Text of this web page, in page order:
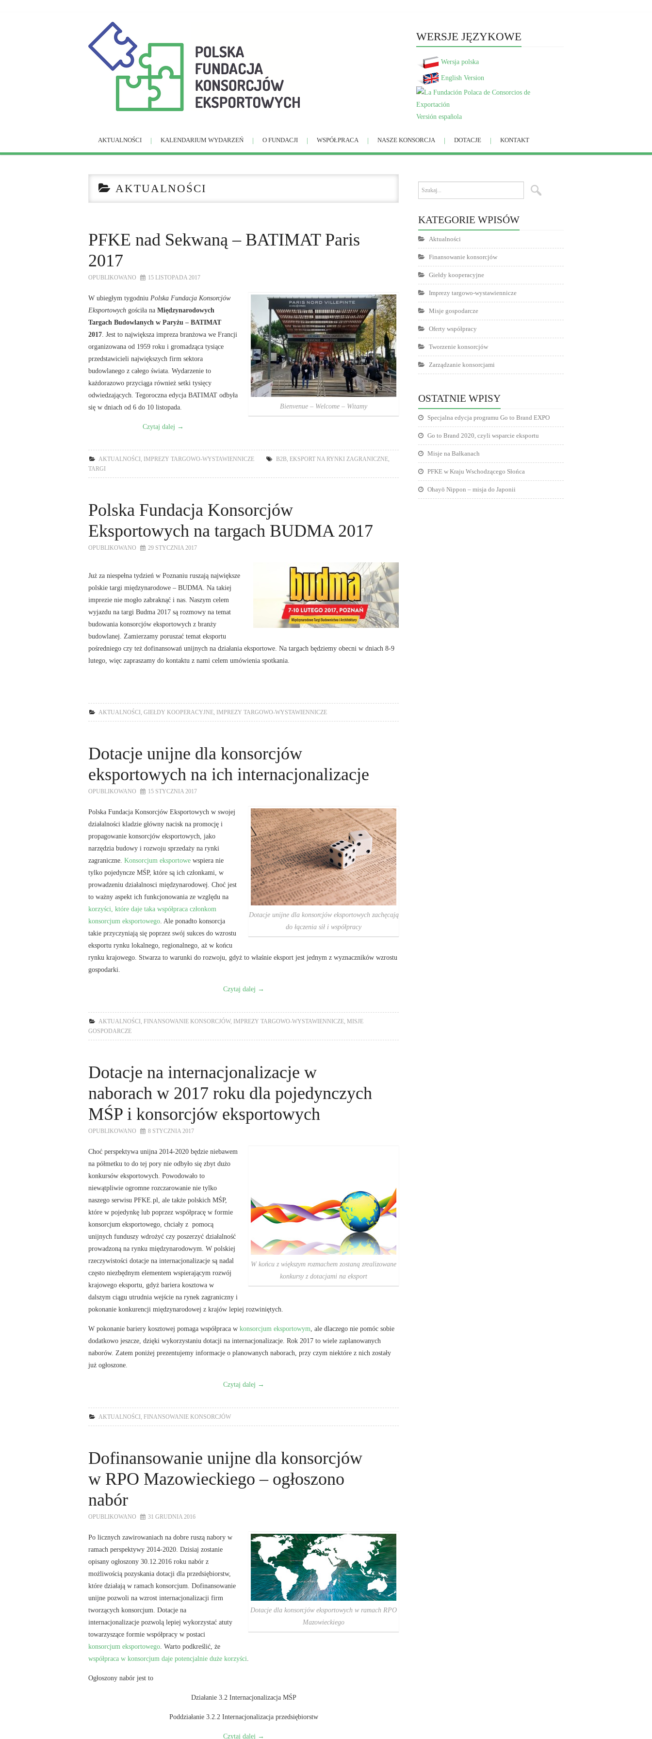
WERSJE JĘZYKOWE
Wersja polska
English Version
Versión española
AKTUALNOŚCI KALENDARIUM WYDARZEŃ O FUNDACJI WSPÓŁPRACA NASZE KONSORCJA DOTACJE KONTAKT
AKTUALNOŚCI
PFKE nad Sekwaną – BATIMAT Paris
2017
OPUBLIKOWANO 15 LISTOPADA 2017
Bienvenue – Welcome – Witamy
W ubiegłym tygodniu Polska Fundacja Konsorcjów
Eksportowych gościła na Międzynarodowych
Targach Budowlanych w Paryżu – BATIMAT
2017 . Jest to największa impreza branżowa we Francji
organizowana od 1959 roku i gromadząca tysiące
przedstawicieli największych firm sektora
budowlanego z całego świata. Wydarzenie to
każdorazowo przyciąga również setki tysięcy
odwiedzających. Tegoroczna edycja BATIMAT odbyła
się w dniach od 6 do 10 listopada.
Czytaj dalej →
AKTUALNOŚCI IMPREZY TARGOWO-WYSTAWIENNICZE B2B, EKSPORT NA RYNKI ZAGRANICZNE,
TARGI
Polska Fundacja Konsorcjów
Eksportowych na targach BUDMA 2017
OPUBLIKOWANO 29 STYCZNIA 2017
Już za niespełna tydzień w Poznaniu ruszają największe
polskie targi międzynarodowe – BUDMA. Na takiej
imprezie nie mogło zabraknąć i nas. Naszym celem
wyjazdu na targi Budma 2017 są rozmowy na temat
budowania konsorcjów eksportowych z branży
budowlanej. Zamierzamy poruszać temat eksportu
pośredniego czy też dofinansowań unijnych na działania eksportowe. Na targach będziemy obecni w dniach 8-9
lutego, więc zapraszamy do kontaktu z nami celem umówienia spotkania.
AKTUALNOŚCI GIEŁDY KOOPERACYJNE, IMPREZY TARGOWO-WYSTAWIENNICZE
Dotacje unijne dla konsorcjów
eksportowych na ich internacjonalizacje
OPUBLIKOWANO 15 STYCZNIA 2017
Dotacje unijne dla konsorcjów eksportowych zachęcają
do łączenia sił i współpracy
Polska Fundacja Konsorcjów Eksportowych w swojej
działalności kladzie główny nacisk na promocję i
propagowanie konsorcjów eksportowych, jako
narzędzia budowy i rozwoju sprzedaży na rynki
zagraniczne. Konsorcjum eksportowe wspiera nie
tylko pojedyncze MŚP, które są ich członkami, w
prowadzeniu działalnosci międzynarodowej. Choć jest
to ważny aspekt ich funkcjonowania ze względu na
korzyści, które daje taka współpraca członkom
konsorcjum eksportowego . Ale ponadto konsorcja
takie przyczyniają się poprzez swój sukces do wzrostu
eksportu rynku lokalnego, regionalnego, aż w końcu
rynku krajowego. Stwarza to warunki do rozwoju, gdyż to właśnie eksport jest jednym z wyznaczników wzrostu
gospodarki.
Czytaj dalej →
AKTUALNOŚCI FINANSOWANIE KONSORCJÓW, IMPREZY TARGOWO-WYSTAWIENNICZE, MISJE
GOSPODARCZE
Dotacje na internacjonalizacje w
naborach w 2017 roku dla pojedynczych
MŚP i konsorcjów eksportowych
OPUBLIKOWANO 8 STYCZNIA 2017
W końcu z większym rozmachem zostaną zrealizowane
konkursy z dotacjami na eksport
Choć perspektywa unijna 2014-2020 będzie niebawem
na półmetku to do tej pory nie odbyło się zbyt dużo
konkursów eksportowych. Powodowało to
niewątpliwie ogromne rozczarowanie nie tylko
naszego serwisu PFKE.pl, ale także polskich MŚP,
które w pojedynkę lub poprzez współpracę w formie
konsorcjum eksportowego, chciały z pomocą
unijnych funduszy wdrożyć czy poszerzyć działalność
prowadzoną na rynku międzynarodowym. W polskiej
rzeczywistości dotacje na internacjonalizacje są nadal
często niezbędnym elementem wspierającym rozwój
krajowego eksportu, gdyż bariera kosztowa w
dalszym ciągu utrudnia wejście na rynek zagraniczny i
pokonanie konkurencji międzynarodowej z krajów lepiej rozwiniętych.
W pokonanie bariery kosztowej pomaga współpraca w konsorcjum eksportowym , ale dlaczego nie pomóc sobie
dodatkowo jeszcze, dzięki wykorzystaniu dotacji na internacjonalizacje. Rok 2017 to wiele zaplanowanych
naborów. Zatem poniżej prezentujemy informacje o planowanych naborach, przy czym niektóre z nich zostały
już ogłoszone.
Czytaj dalej →
AKTUALNOŚCI FINANSOWANIE KONSORCJÓW
Dofinansowanie unijne dla konsorcjów
w RPO Mazowieckiego – ogłoszono
nabór
OPUBLIKOWANO 31 GRUDNIA 2016
Dotacje dla konsorcjów eksportowych w ramach RPO
Mazowieckiego
Po licznych zawirowaniach na dobre ruszą nabory w
ramach perspektywy 2014-2020. Dzisiaj zostanie
opisany ogłoszony 30.12.2016 roku nabór z
możliwością pozyskania dotacji dla przedsiębiorstw,
które działają w ramach konsorcjum. Dofinansowanie
unijne pozwoli na wzrost internacjonalizacji firm
tworzących konsorcjum. Dotacje na
internacjonalizacje pozwolą lepiej wykorzystać atuty
towarzyszące formie współpracy w postaci
konsorcjum eksportowego . Warto podkreślić, że
współpraca w konsorcjum daje potencjalnie duże korzyści
Ogłoszony nabór jest to
Działanie 3.2 Internacjonalizacja MŚP
Poddziałanie 3.2.2 Internacjonalizacja przedsiębiorstw
Czytaj dalej →
KATEGORIE WPISÓW
Aktualności
Finansowanie konsorcjów
Giełdy kooperacyjne
Imprezy targowo-wystawiennicze
Misje gospodarcze
Oferty współpracy
Tworzenie konsorcjów
Zarządzanie konsorcjami
OSTATNIE WPISY
Specjalna edycja programu Go to Brand EXPO
Go to Brand 2020, czyli wsparcie eksportu
Misje na Bałkanach
PFKE w Kraju Wschodzącego Słońca
Ohayō Nippon – misja do Japonii